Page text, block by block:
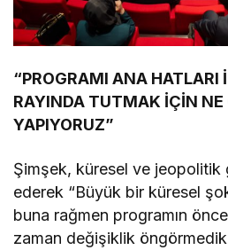
“PROGRAMI ANA HATLARI
RAYINDA TUTMAK İÇİN NE
YAPIYORUZ”
Şimşek, küresel ve jeopolitik
ederek “Büyük bir küresel
buna rağmen programın
zaman değişiklik